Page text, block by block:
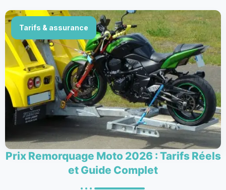
Tarifs & assurance
Prix Remorquage Moto 2026 : Tarifs Réels
et Guide Complet